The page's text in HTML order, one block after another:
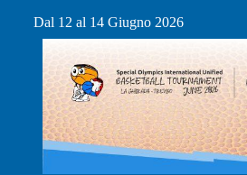
Dal 12 al 14 Giugno 2026